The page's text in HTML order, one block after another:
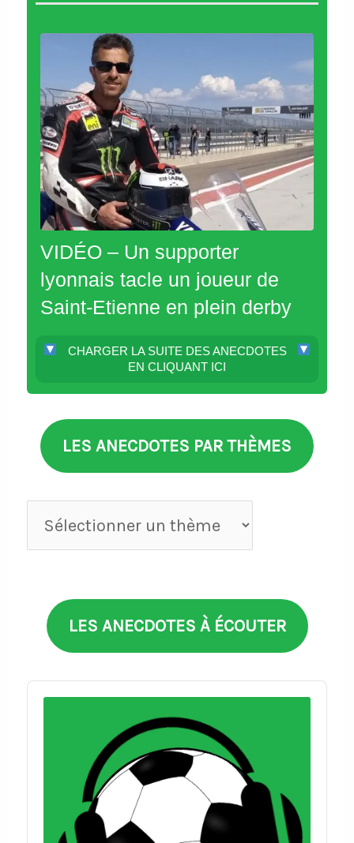
VIDÉO – Un supporter
lyonnais tacle un joueur de
Saint-Etienne en plein derby
CHARGER LA SUITE DES ANECDOTES
EN CLIQUANT ICI
LES ANECDOTES PAR THÈMES
Anecdotes
par
LES ANECDOTES À ÉCOUTER
Audio
Player